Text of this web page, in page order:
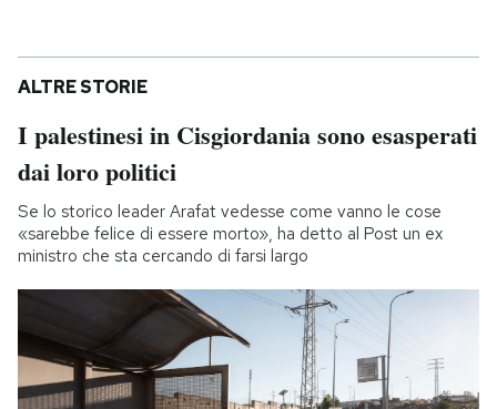
ALTRE STORIE
I palestinesi in Cisgiordania sono esasperati
dai loro politici
Se lo storico leader Arafat vedesse come vanno le cose
«sarebbe felice di essere morto», ha detto al Post un ex
ministro che sta cercando di farsi largo